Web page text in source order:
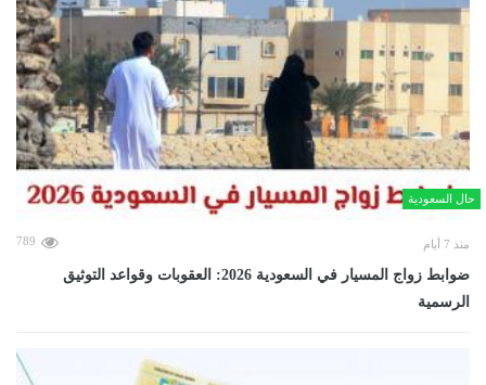
حال السعودية
منذ 7 أيام 789
ضوابط زواج المسيار في السعودية 2026: العقوبات وقواعد التوثيق
الرسمية